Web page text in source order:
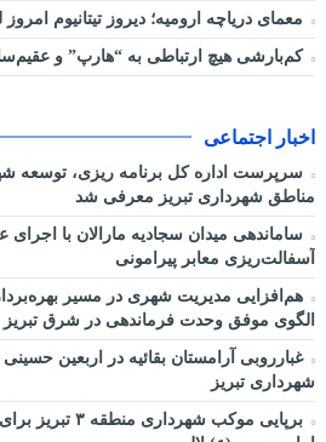
معمای دریاچه ارومیه؛ دیروز تیتانیوم امروز
کم‌بارشی هیچ ارتباطی به “هارپ” و
اخبار اجتماعی
سرپرست اداره کل برنامه ریزی، توسعه
مناطق شهرداری تبریز معرفی شد
ساماندهی میدان سجادیه مارالان با
آسفالت‌ریزی معابر پیرامونی
هم‌افزایی مدیریت شهری در مسیر
الگوی موفق وحدت فرماندهی در شرق تبریز
غبارروبی آرامستان بقائیه در اربعین
شهرداری تبریز
برپایی موکب